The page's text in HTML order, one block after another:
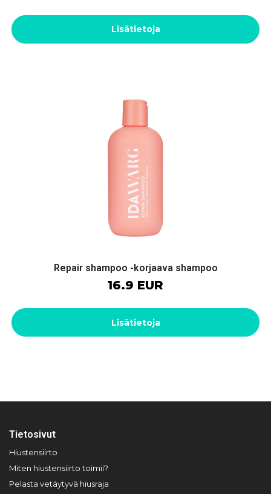
Lisätietoja
Repair shampoo -korjaava shampoo
16.9 EUR
Lisätietoja
Tietosivut
Hiustensiirto
Miten hiustensiirto toimii?
Pelasta vetäytyvä hiusraja